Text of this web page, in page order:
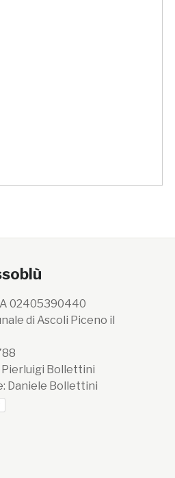
02405390440
di Ascoli Piceno il
Bollettini
Daniele Bollettini